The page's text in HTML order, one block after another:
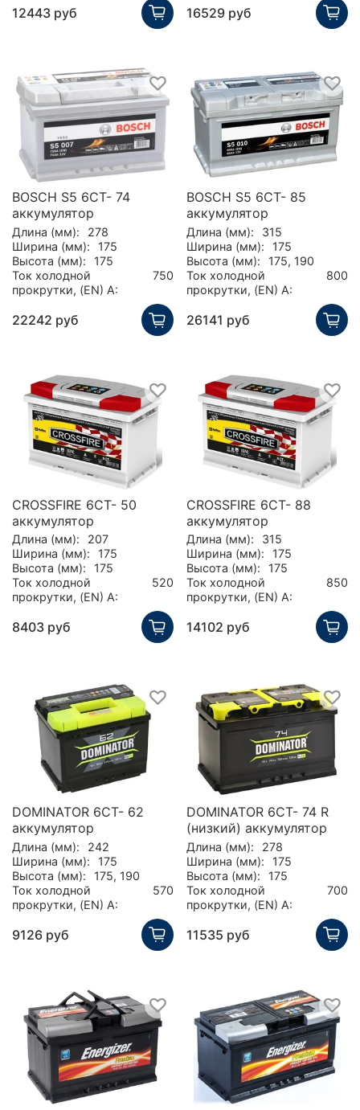
12443 руб 16529 руб
BOSCH S5 6CT- 74
аккумулятор
Длина (мм):
278
Ширина (мм):
175
Высота (мм):
175
Ток холодной
прокрутки, (EN) А:
750
22242 руб
BOSCH S5 6CT- 85
аккумулятор
Длина (мм):
315
Ширина (мм):
175
Высота (мм):
175, 190
Ток холодной
прокрутки, (EN) А:
800
26141 руб
CROSSFIRE 6СТ- 50
аккумулятор
Длина (мм):
207
Ширина (мм):
175
Высота (мм):
175
Ток холодной
прокрутки, (EN) А:
520
8403 руб
CROSSFIRE 6СТ- 88
аккумулятор
Длина (мм):
315
Ширина (мм):
175
Высота (мм):
175
Ток холодной
прокрутки, (EN) А:
850
14102 руб
DOMINATOR 6СТ- 62
аккумулятор
Длина (мм):
242
Ширина (мм):
175
Высота (мм):
175, 190
Ток холодной
прокрутки, (EN) А:
570
9126 руб
DOMINATOR 6СТ- 74 R
(низкий) аккумулятор
Длина (мм):
278
Ширина (мм):
175
Высота (мм):
175
Ток холодной
прокрутки, (EN) А:
700
11535 руб